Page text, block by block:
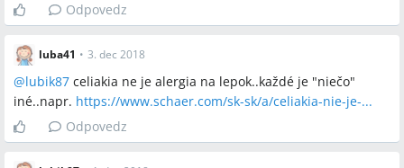
Odpovedz
luba41 • 3. dec 2018
@lubik87 celiakia ne je alergia na lepok..každé je "niečo"
iné..napr. https://www.schaer.com/sk-sk/a/celiakia-nie-je-...
Odpovedz